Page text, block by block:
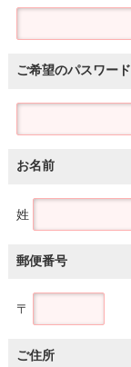
ご希望のパスワード
お名前
姓
郵便番号
〒
ご住所